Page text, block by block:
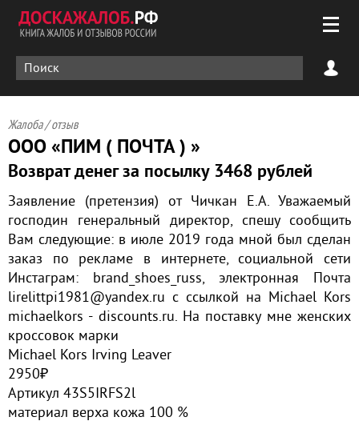
Жалоба / отзыв
ООО «ПИМ ( ПОЧТА ) »
Возврат денег за посылку 3468 рублей
Заявление (претензия) от Чичкан Е.А. Уважаемый
господин генеральный директор, спешу сообщить
Вам следующие: в июле 2019 года мной был сделан
заказ по рекламе в интернете, социальной сети
Инстаграм: brand_shoes_russ, электронная Почта
lirelittpi1981@yandex.ru с ссылкой на Michael Kors
michaelkors - discounts.ru. На поставку мне женских
кроссовок марки
Michael Kors Irving Leaver
2950₽
Артикул 43S5IRFS2l
материал верха кожа 100 %